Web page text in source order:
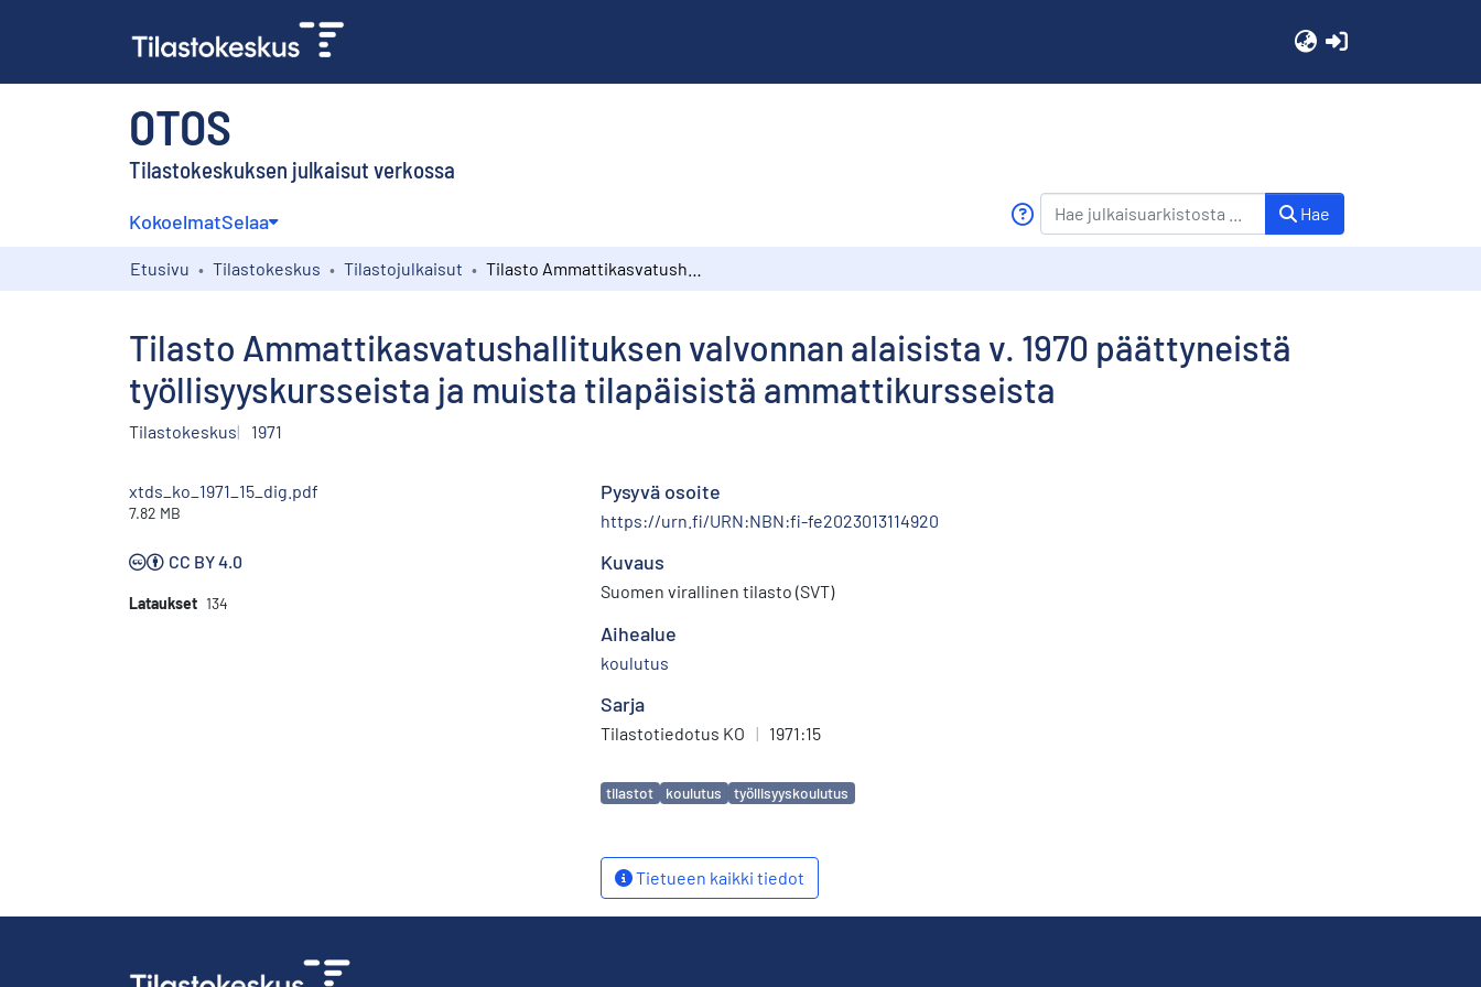
OTOS
Tilastokeskuksen julkaisut verkossa
KokoelmatSelaa Hae
Etusivu Tilastokeskus Tilastojulkaisut
Tilasto Ammattikasvatushallituksen valvonnan alaisista v. 1970 päättyneistä
työllisyyskursseista ja muista tilapäisistä ammattikursseista
Tilastokeskus 1971
xtds_ko_1971_15_dig.pdf
7.82 MB
CC BY 4.0
Lataukset 134
Pysyvä osoite
https://urn.fi/URN:NBN:fi-fe2023013114920
Kuvaus
Suomen virallinen tilasto (SVT)
Aihealue
koulutus
Sarja
Tilastotiedotus KO | 1971:15
Avainsanat
tilastot koulutus työllisyyskoulutus
Tietueen kaikki tiedot